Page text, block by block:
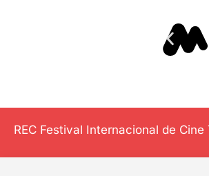
REC Festival Internacional de Cine